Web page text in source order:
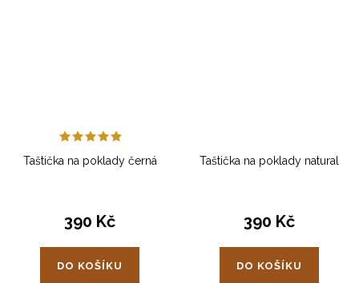
Taštička na poklady černá
390 Kč
DO KOŠÍKU
Taštička na poklady natural
390 Kč
DO KOŠÍKU